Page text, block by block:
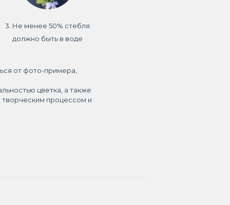
3. Не менее 50% стебля
должно быть в воде
от фото-примера,
цветка, а также
творческим процессом и